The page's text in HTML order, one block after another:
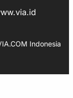
Indonesia